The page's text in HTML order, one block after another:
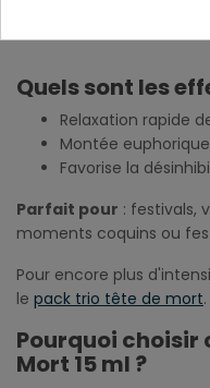
Quels sont les
Relaxation rapide
Montée
Favorise la
Parfait pour : festivals,
moments coquins ou
Pour encore plus
le pack trio tête de mort.
Pourquoi choisir
Mort 15 ml ?